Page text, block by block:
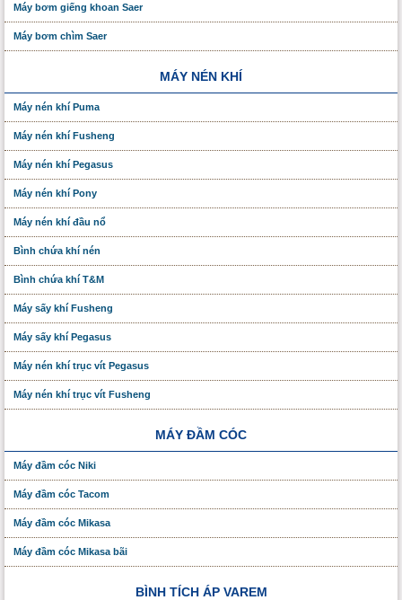
Máy bơm giếng khoan Saer
Máy bơm chìm Saer
MÁY NÉN KHÍ
Máy nén khí Puma
Máy nén khí Fusheng
Máy nén khí Pegasus
Máy nén khí Pony
Máy nén khí đầu nổ
Bình chứa khí nén
Bình chứa khí T&M
Máy sấy khí Fusheng
Máy sấy khí Pegasus
Máy nén khí trục vít Pegasus
Máy nén khí trục vít Fusheng
MÁY ĐẦM CÓC
Máy đầm cóc Niki
Máy đầm cóc Tacom
Máy đầm cóc Mikasa
Máy đầm cóc Mikasa bãi
BÌNH TÍCH ÁP VAREM